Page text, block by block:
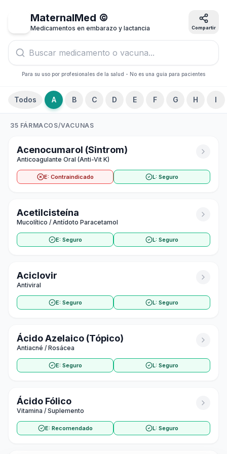
MaternalMed ©
Medicamentos en embarazo y lactancia Compartir
Para su uso por profesionales de la salud - No es una guía para pacientes
Todos A B C D E F G H I
35 FÁRMACOS/VACUNAS
Acenocumarol (Sintrom)
Anticoagulante Oral (Anti-Vit K)
E: Contraindicado L: Seguro
Acetilcisteína
Mucolítico / Antídoto Paracetamol
E: Seguro L: Seguro
Aciclovir
Antiviral
E: Seguro L: Seguro
Ácido Azelaico (Tópico)
Antiacné / Rosácea
E: Seguro L: Seguro
Ácido Fólico
Vitamina / Suplemento
E: Recomendado L: Seguro